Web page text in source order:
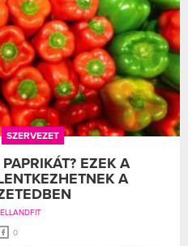
SZERVEZET
EZEK A
A
0